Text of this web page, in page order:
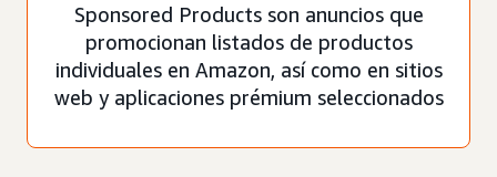
Sponsored Products son anuncios que
promocionan listados de productos
individuales en Amazon, así como en sitios
web y aplicaciones prémium seleccionados